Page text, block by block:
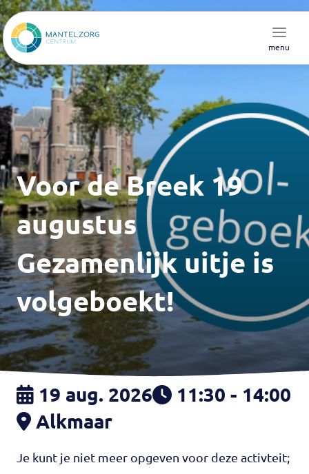
menu
Voor de Breek 19
augustus
Gezamenlijk uitje is
volgeboekt!
19 aug. 2026
11:30 - 14:00
Alkmaar
Je kunt je niet meer opgeven voor deze activteit;